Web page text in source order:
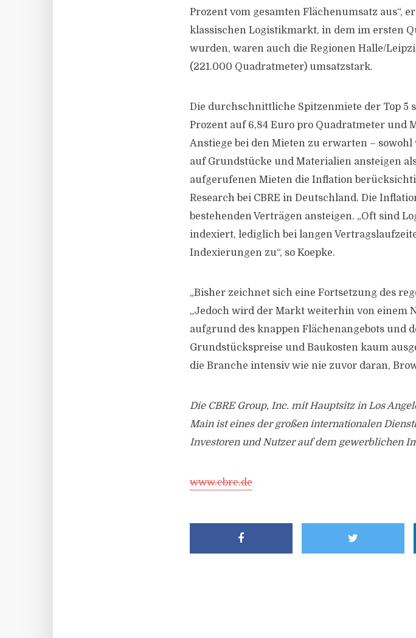
Prozent vom gesamten Flächenumsatz aus“,
klassischen Logistikmarkt, in dem im ersten
wurden, waren auch die Regionen Halle/
(221.000 Quadratmeter) umsatzstark.
Die durchschnittliche Spitzenmiete der Top 5
Prozent auf 6,84 Euro pro Quadratmeter und
Anstiege bei den Mieten zu erwarten –
auf Grundstücke und Materialien ansteigen
aufgerufenen Mieten die Inflation
Research bei CBRE in Deutschland. Die
bestehenden Verträgen ansteigen. „Oft sind
indexiert, lediglich bei langen
Indexierungen zu“, so Koepke.
„Bisher zeichnet sich eine Fortsetzung des
„Jedoch wird der Markt weiterhin von einem
aufgrund des knappen Flächenangebots und
Grundstückspreise und Baukosten kaum
die Branche intensiv wie nie zuvor daran,
Die CBRE Group, Inc. mit Hauptsitz in Los
Main ist eines der großen internationalen
Investoren und Nutzer auf dem gewerblichen
www.cbre.de